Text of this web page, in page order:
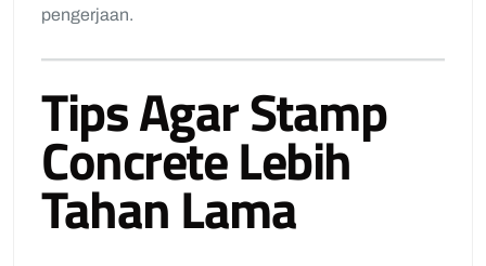
pengerjaan.
Tips Agar Stamp
Concrete Lebih
Tahan Lama